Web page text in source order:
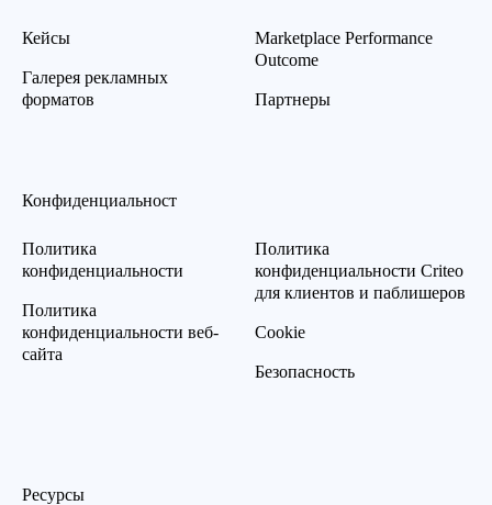
Кейсы
Галерея рекламных
форматов
Marketplace Performance
Outcome
Партнеры
Конфиденциальност
Политика
конфиденциальности
Политика
конфиденциальности веб-
сайта
Политика
конфиденциальности Criteo
для клиентов и паблишеров
Cookie
Безопасность
Ресурсы